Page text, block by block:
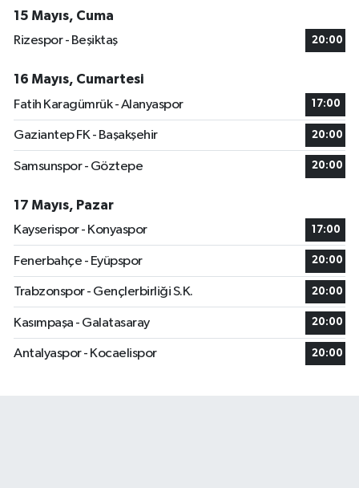
15 Mayıs, Cuma
Rizespor - Beşiktaş
20:00
16 Mayıs, Cumartesi
Fatih Karagümrük - Alanyaspor
17:00
Gaziantep FK - Başakşehir 20:00
Samsunspor - Göztepe 20:00
17 Mayıs, Pazar
Kayserispor - Konyaspor
17:00
Fenerbahçe - Eyüpspor 20:00
Trabzonspor - Gençlerbirliği S.K. 20:00
Kasımpaşa - Galatasaray 20:00
Antalyaspor - Kocaelispor 20:00